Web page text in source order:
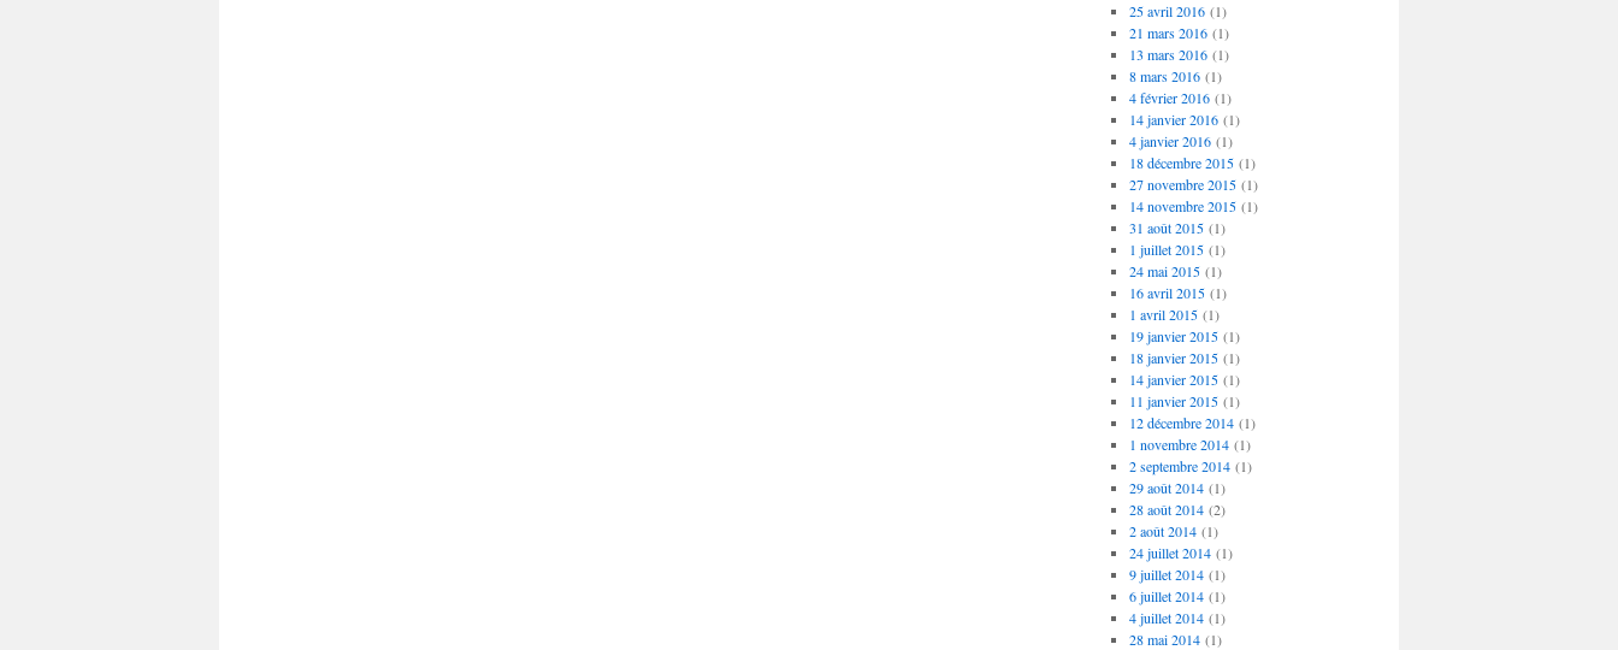
25 avril 2016(1)
21 mars 2016(1)
13 mars 2016(1)
8 mars 2016(1)
4 février 2016(1)
14 janvier 2016(1)
4 janvier 2016(1)
18 décembre 2015(1)
27 novembre 2015(1)
14 novembre 2015(1)
31 août 2015(1)
1 juillet 2015(1)
24 mai 2015(1)
16 avril 2015(1)
1 avril 2015(1)
19 janvier 2015(1)
18 janvier 2015(1)
14 janvier 2015(1)
11 janvier 2015(1)
12 décembre 2014(1)
1 novembre 2014(1)
2 septembre 2014(1)
29 août 2014(1)
28 août 2014(2)
2 août 2014(1)
24 juillet 2014(1)
9 juillet 2014(1)
6 juillet 2014(1)
4 juillet 2014(1)
28 mai 2014(1)